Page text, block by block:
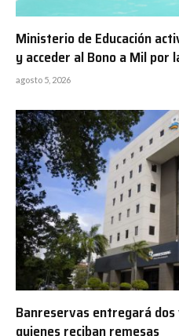
Ministerio de Educación
y acceder al Bono a Mil por
agosto 5, 2026
Banreservas entregará dos
quienes reciban remesas